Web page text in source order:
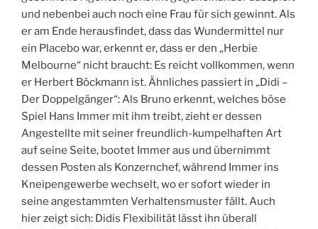
und nebenbei auch noch eine Frau für sich gewinnt. Als
er am Ende herausfindet, dass das Wundermittel nur
ein Placebo war, erkennt er, dass er den „Herbie
Melbourne“ nicht braucht: Es reicht vollkommen, wenn
er Herbert Böckmann ist. Ähnliches passiert in „Didi –
Der Doppelgänger“: Als Bruno erkennt, welches böse
Spiel Hans Immer mit ihm treibt, zieht er dessen
Angestellte mit seiner freundlich-kumpelhaften Art
auf seine Seite, bootet Immer aus und übernimmt
dessen Posten als Konzernchef, während Immer ins
Kneipengewerbe wechselt, wo er sofort wieder in
seine angestammten Verhaltensmuster fällt. Auch
hier zeigt sich: Didis Flexibilität lässt ihn überall